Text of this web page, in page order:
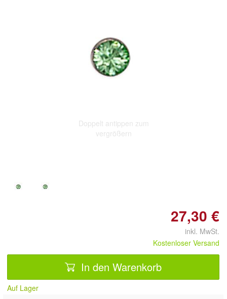
Doppelt antippen zum
vergrößern
27,30 €
inkl. MwSt.
Kostenloser Versand
In den Warenkorb
Auf Lager